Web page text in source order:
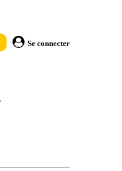
Se connecter